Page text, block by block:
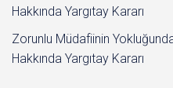
Hakkında Yargıtay Kararı
Zorunlu Müdafiinin Yokluğunda
Hakkında Yargıtay Kararı